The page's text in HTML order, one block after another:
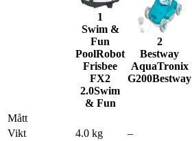
1
Swim &
Fun
PoolRobot
Frisbee
FX2
2.0Swim
& Fun
2
Bestway
AquaTronix
G200Bestway
Mått
Vikt
4.0 kg –